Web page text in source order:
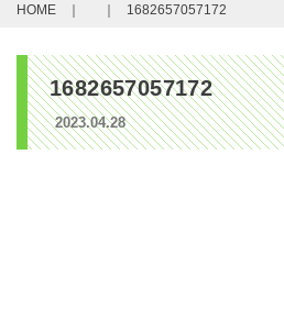
HOME 1682657057172
1682657057172
2023.04.28